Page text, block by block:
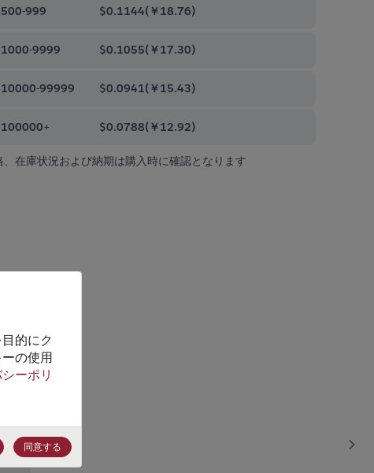
500-999 $0.1144(￥18.76)
1000-9999 $0.1055(￥17.30)
10000-99999 $0.0941(￥15.43)
100000+ $0.0788(￥12.92)
、在庫状況および納期は購入時に確認となります
的にク
の使用
ーポリ
同意する